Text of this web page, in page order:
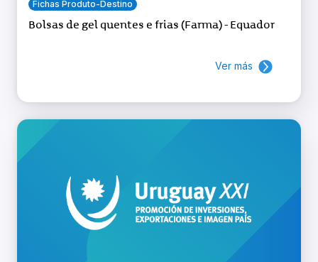
Fichas Produto-Destino
Bolsas de gel quentes e frias (Farma) - Equador
Ver más